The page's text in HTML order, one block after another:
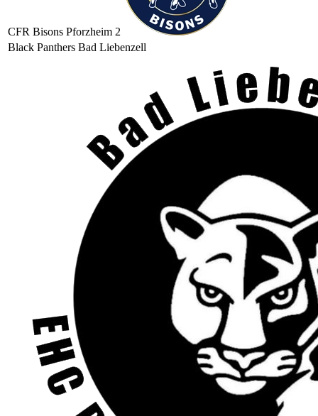
CFR Bisons Pforzheim 2
Black Panthers Bad Liebenzell